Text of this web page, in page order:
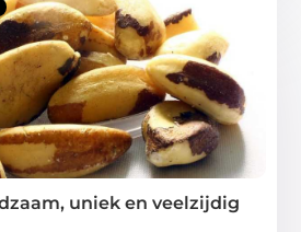
uniek en veelzijdig